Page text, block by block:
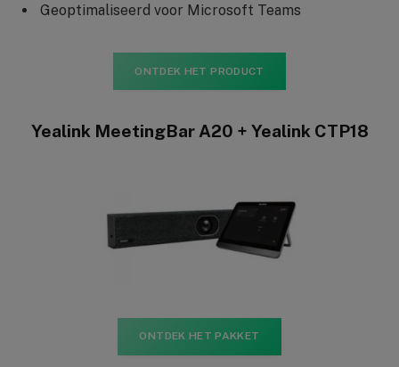
Geoptimaliseerd voor Microsoft Teams
ONTDEK HET PRODUCT
Yealink MeetingBar A20 + Yealink CTP18
ONTDEK HET PAKKET